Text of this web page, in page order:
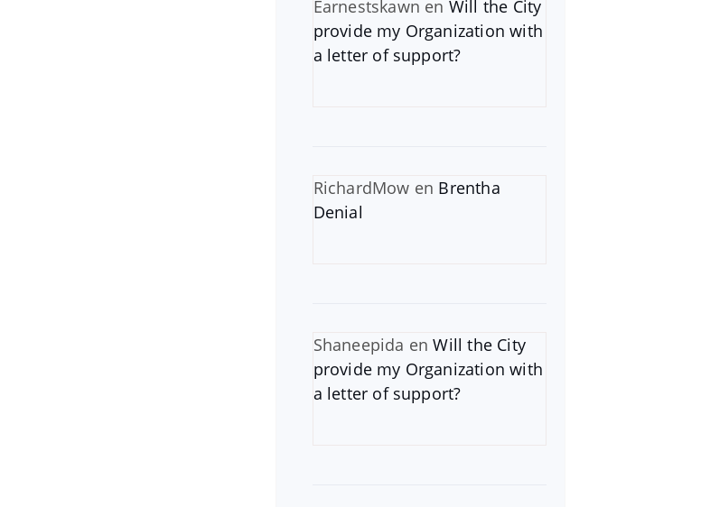
Earnestskawn en Will the City
provide my Organization with
a letter of support?
RichardMow en Brentha
Denial
Shaneepida enWill the City
provide my Organization with
a letter of support?